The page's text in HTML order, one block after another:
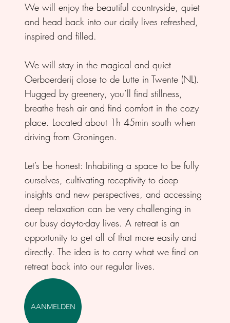
We will enjoy the beautiful countryside, quiet
and head back into our daily lives refreshed,
inspired and filled.
We will stay in the magical and quiet
Oerboerderij close to de Lutte in Twente (NL).
Hugged by greenery, you’ll find stillness,
breathe fresh air and find comfort in the cozy
place. Located about 1h 45min south when
driving from Groningen.
Let’s be honest: Inhabiting a space to be fully
ourselves, cultivating receptivity to deep
insights and new perspectives, and accessing
deep relaxation can be very challenging in
our busy day-to-day lives. A retreat is an
opportunity to get all of that more easily and
directly. The idea is to carry what we find on
retreat back into our regular lives.
AANMELDEN